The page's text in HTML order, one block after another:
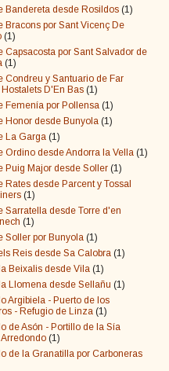
Bandereta desde Rosildos (1)
Bracons por Sant Vicenç De
(1)
Capsacosta por Sant Salvador de
(1)
Condreu y Santuario de Far
D'En Bas (1)
Femenía por Pollensa (1)
Honor desde Bunyola (1)
La Garga (1)
Ordino desde Andorra la Vella (1)
Puig Major desde Soller (1)
Rates desde Parcent y Tossal
(1)
Sarratella desde Torre d'en
(1)
Soller por Bunyola (1)
Reis desde Sa Calobra (1)
Beixalis desde Vila (1)
Llomena desde Sellañu (1)
Argibiela - Puerto de los
- Refugio de Linza (1)
de Asón - Portillo de la Sía
(1)
de la Granatilla por Carboneras